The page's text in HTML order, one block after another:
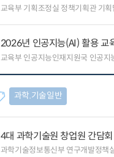
교육부 기획조정실 정책기획관 기
2026년 인공지능(AI) 활용 교
교육부 인공지능인재지원국 인공지
과학.기술일반
4대 과학기술원 창업원 간담회
과학기술정보통신부 연구개발정책